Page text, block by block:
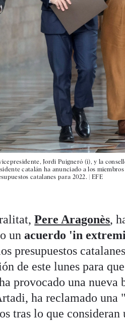
Jordi Puigneró (i), y la
catalán ha anunciado a los
catalanes para 2022. | EFE
Pere Aragonès,
unacuerdo 'in
presupuestos
de este lunes para
provocado una nueva
ha reclamado una
tras lo que